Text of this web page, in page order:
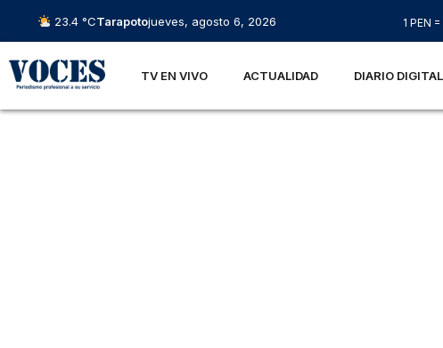
23.4 °CTarapotojueves, agosto 6, 2026 1 PEN
TV EN VIVO ACTUALIDAD DIARIO DIGITAL